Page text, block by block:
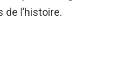
de l’histoire.